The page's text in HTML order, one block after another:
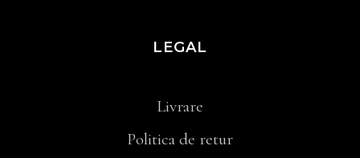
LEGAL
Livrare
Politica de retur